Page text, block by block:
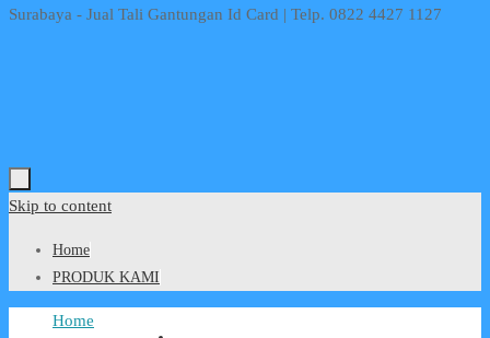
Skip to content
Home
PRODUK KAMI
Home